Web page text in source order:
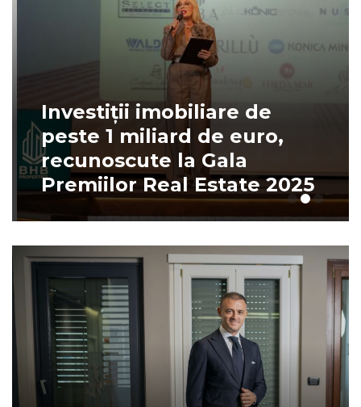
Investiții imobiliare de
peste 1 miliard de euro,
recunoscute la Gala
Premiilor Real Estate 2025